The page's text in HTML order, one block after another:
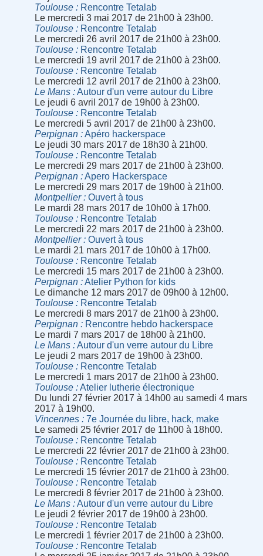
Toulouse
Rencontre Tetalab
Le mercredi 3 mai 2017 de 21h00 à 23h00.
Toulouse
Rencontre Tetalab
Le mercredi 26 avril 2017 de 21h00 à 23h00.
Toulouse
Rencontre Tetalab
Le mercredi 19 avril 2017 de 21h00 à 23h00.
Toulouse
Rencontre Tetalab
Le mercredi 12 avril 2017 de 21h00 à 23h00.
Le Mans
Autour d'un verre autour du Libre
Le jeudi 6 avril 2017 de 19h00 à 23h00.
Toulouse
Rencontre Tetalab
Le mercredi 5 avril 2017 de 21h00 à 23h00.
Perpignan
Apéro hackerspace
Le jeudi 30 mars 2017 de 18h30 à 21h00.
Toulouse
Rencontre Tetalab
Le mercredi 29 mars 2017 de 21h00 à 23h00.
Perpignan
Apero Hackerspace
Le mercredi 29 mars 2017 de 19h00 à 21h00.
Montpellier
Ouvert à tous
Le mardi 28 mars 2017 de 10h00 à 17h00.
Toulouse
Rencontre Tetalab
Le mercredi 22 mars 2017 de 21h00 à 23h00.
Montpellier
Ouvert à tous
Le mardi 21 mars 2017 de 10h00 à 17h00.
Toulouse
Rencontre Tetalab
Le mercredi 15 mars 2017 de 21h00 à 23h00.
Perpignan
Atelier Python for kids
Le dimanche 12 mars 2017 de 09h00 à 12h00.
Toulouse
Rencontre Tetalab
Le mercredi 8 mars 2017 de 21h00 à 23h00.
Perpignan
Rencontre hebdo hackerspace
Le mardi 7 mars 2017 de 18h00 à 21h00.
Le Mans
Autour d'un verre autour du Libre
Le jeudi 2 mars 2017 de 19h00 à 23h00.
Toulouse
Rencontre Tetalab
Le mercredi 1 mars 2017 de 21h00 à 23h00.
Toulouse
Atelier lutherie électronique
Du lundi 27 février 2017 à 14h00 au samedi 4 mars
2017 à 19h00.
Vincennes
7e Journée du libre, hack, make
Le samedi 25 février 2017 de 11h00 à 18h00.
Toulouse
Rencontre Tetalab
Le mercredi 22 février 2017 de 21h00 à 23h00.
Toulouse
Rencontre Tetalab
Le mercredi 15 février 2017 de 21h00 à 23h00.
Toulouse
Rencontre Tetalab
Le mercredi 8 février 2017 de 21h00 à 23h00.
Le Mans
Autour d'un verre autour du Libre
Le jeudi 2 février 2017 de 19h00 à 23h00.
Toulouse
Rencontre Tetalab
Le mercredi 1 février 2017 de 21h00 à 23h00.
Toulouse
Rencontre Tetalab